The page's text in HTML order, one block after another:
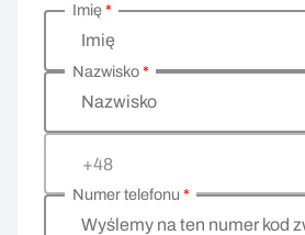
Wprowadź swoje dane osobowe
Imię
Imię*
Nazwisko
Nazwisko*
+48
Wyślemy na ten numer kod
Numer telefonu *